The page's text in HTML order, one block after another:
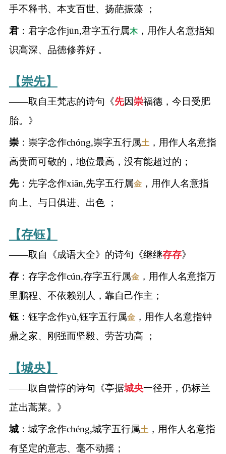
龙年起名
取
名
典
宝
宝
取
名
名
字
打
分
生
辰
起
名
大
师
起
名
手不释书、本支百世、扬葩振藻 ；
君：君字念作jūn,君字五行属木，用作人名意指知
识高深、品德修养好 。
【崇先】
——取自王梵志的诗句《先因崇福德，今日受肥
胎。》
崇：崇字念作chóng,崇字五行属土，用作人名意指
高贵而可敬的，地位最高，没有能超过的；
先：先字念作xiān,先字五行属金，用作人名意指
向上、与日俱进、出色 ；
【存钰】
——取自《成语大全》的诗句《继继存存》
存：存字念作cún,存字五行属金，用作人名意指万
里鹏程、不依赖别人，靠自己作主；
钰：钰字念作yù,钰字五行属金，用作人名意指钟
鼎之家、刚强而坚毅、劳苦功高 ；
【城央】
——取自曾惇的诗句《亭据城央一径开，仍标兰
芷出蒿莱。》
城：城字念作chéng,城字五行属土 ，用作人名意指
有坚定的意志、毫不动摇；